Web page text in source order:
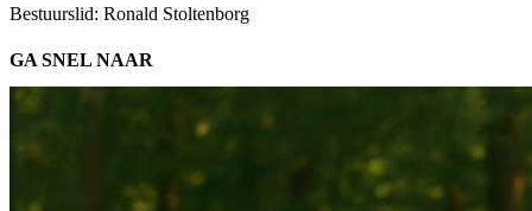
Bestuurslid: Ronald Stoltenborg
GA SNEL NAAR